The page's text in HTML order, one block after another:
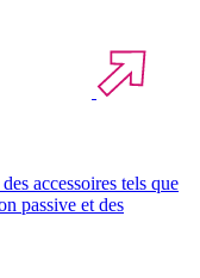
accessoires tels que
passive et des